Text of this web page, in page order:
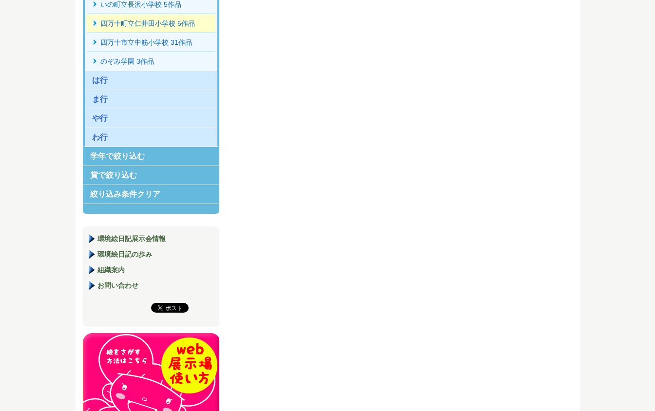
いの町立長沢小学校 5作品
四万十町立仁井田小学校 5作品
四万十市立中筋小学校 31作品
のぞみ学園 3作品
は行
ま行
や行
わ行
学年で絞り込む
賞で絞り込む
絞り込み条件クリア
環境絵日記展示会情報
環境絵日記の歩み
組織案内
お問い合わせ